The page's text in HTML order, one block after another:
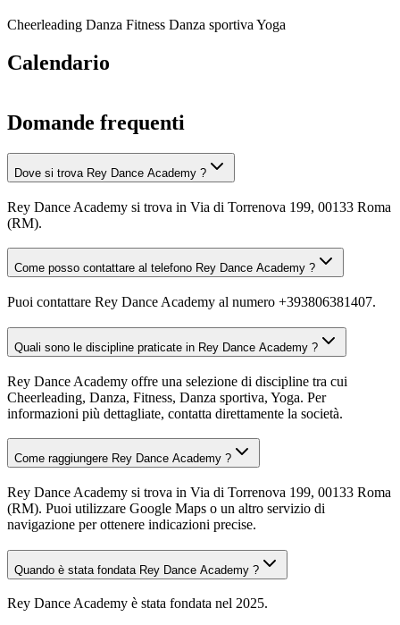
Cheerleading Danza Fitness Danza sportiva Yoga
Calendario
Domande frequenti
Dove si trova Rey Dance Academy ?
Rey Dance Academy si trova in Via di Torrenova 199, 00133 Roma
(RM).
Come posso contattare al telefono Rey Dance Academy ?
Puoi contattare Rey Dance Academy al numero +393806381407.
Quali sono le discipline praticate in Rey Dance Academy ?
Rey Dance Academy offre una selezione di discipline tra cui
Cheerleading, Danza, Fitness, Danza sportiva, Yoga. Per
informazioni più dettagliate, contatta direttamente la società.
Come raggiungere Rey Dance Academy ?
Rey Dance Academy si trova in Via di Torrenova 199, 00133 Roma
(RM). Puoi utilizzare Google Maps o un altro servizio di
navigazione per ottenere indicazioni precise.
Quando è stata fondata Rey Dance Academy ?
Rey Dance Academy è stata fondata nel 2025.